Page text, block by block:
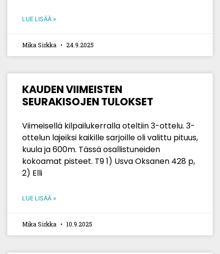
LUE LISÄÄ »
Mika Sirkka 24.9.2025
KAUDEN VIIMEISTEN
SEURAKISOJEN TULOKSET
Viimeisellä kilpailukerralla oteltiin 3-ottelu. 3-
ottelun lajeiksi kaikille sarjoille oli valittu pituus,
kuula ja 600m. Tässä osallistuneiden
kokoamat pisteet. T9 1) Usva Oksanen 428 p,
2) Elli
LUE LISÄÄ »
Mika Sirkka 10.9.2025